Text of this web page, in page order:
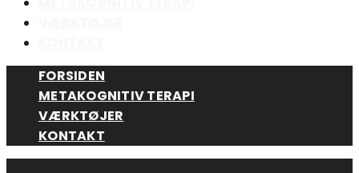
FORSIDEN
METAKOGNITIV TERAPI
VÆRKTØJER
KONTAKT